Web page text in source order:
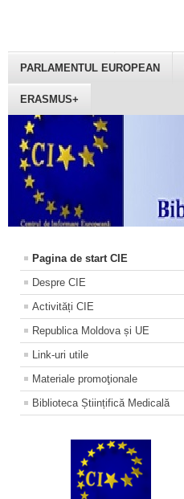
PARLAMENTUL EUROPEAN
ERASMUS+
Pagina de start CIE
Despre CIE
Activități CIE
Republica Moldova și UE
Link-uri utile
Materiale promoţionale
Biblioteca Științifică Medicală